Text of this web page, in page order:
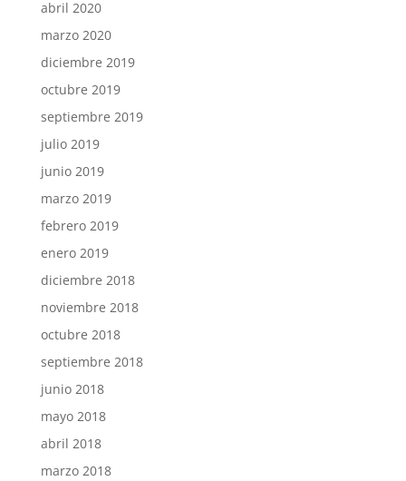
abril 2020
marzo 2020
diciembre 2019
octubre 2019
septiembre 2019
julio 2019
junio 2019
marzo 2019
febrero 2019
enero 2019
diciembre 2018
noviembre 2018
octubre 2018
septiembre 2018
junio 2018
mayo 2018
abril 2018
marzo 2018